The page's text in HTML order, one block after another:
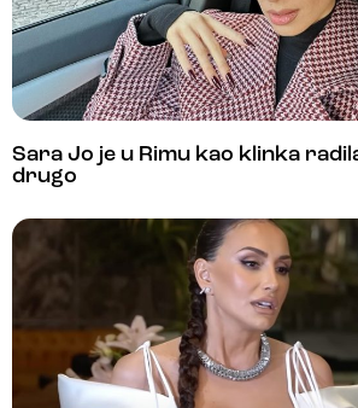
Sara Jo je u Rimu kao klinka
drugo